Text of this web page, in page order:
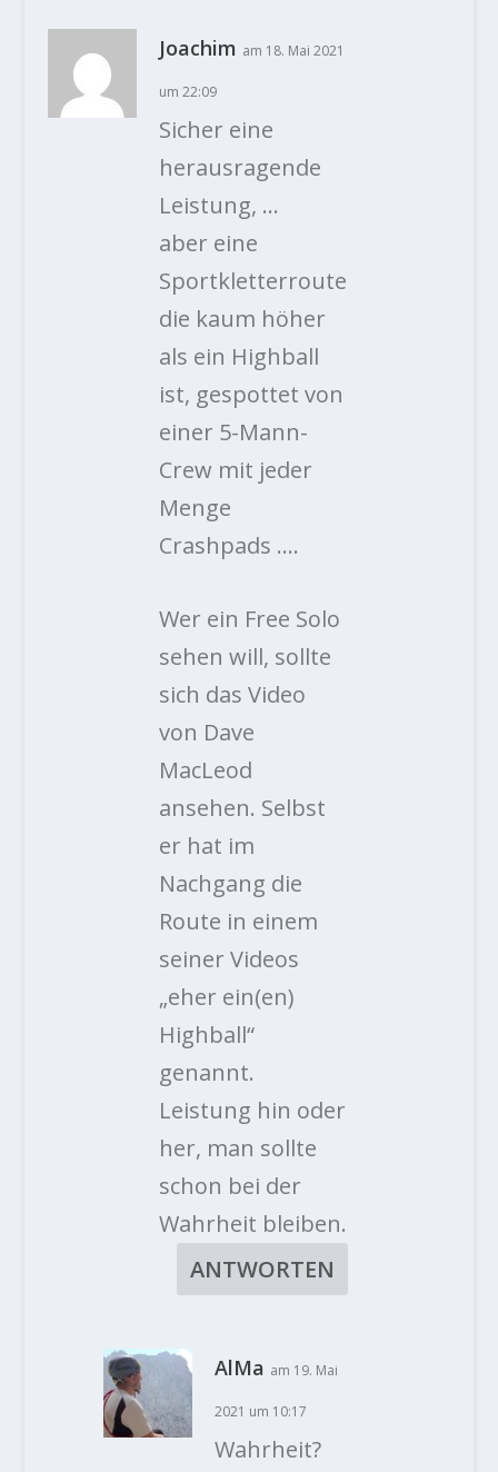
Joachim am 18. Mai 2021
um 22:09
Sicher eine
herausragende
Leistung, …
aber eine
Sportkletterroute
die kaum höher
als ein Highball
ist, gespottet von
einer 5-Mann-
Crew mit jeder
Menge
Crashpads ….
Wer ein Free Solo
sehen will, sollte
sich das Video
von Dave
MacLeod
ansehen. Selbst
er hat im
Nachgang die
Route in einem
seiner Videos
„eher ein(en)
Highball“
genannt.
Leistung hin oder
her, man sollte
schon bei der
Wahrheit bleiben.
ANTWORTEN
AlMa am 19. Mai
2021 um 10:17
Wahrheit?